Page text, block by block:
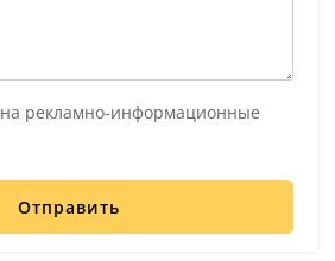
на рекламно-информационные
Отправить